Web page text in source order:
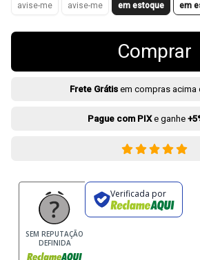
avise-me avise-me em estoque em
Comprar
Frete Grátisem compras acima
Pague com PIXe ganhe
SEM REPUTAÇÃO
DEFINIDA
Verificada por